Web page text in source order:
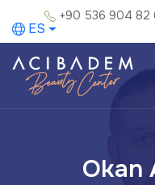
+90 536 904 82
ES
Okan